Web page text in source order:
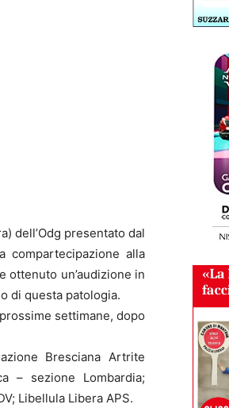
dell’Odg presentato dal
compartecipazione alla
ottenuto un’audizione in
di questa patologia.
settimane, dopo
Bresciana Artrite
– sezione Lombardia;
Libellula Libera APS.